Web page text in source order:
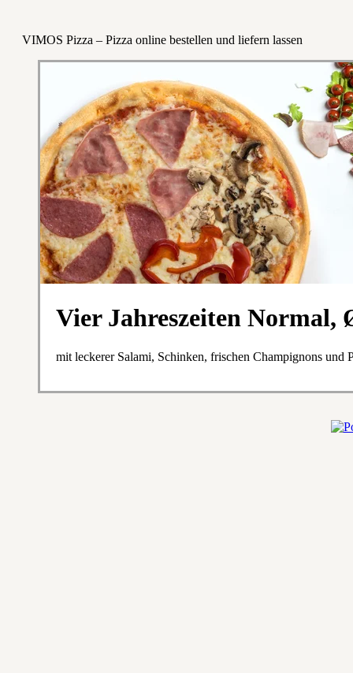
VIMOS Pizza – Pizza online bestellen und liefern lassen
Vier Jahreszeiten Normal,
mit leckerer Salami, Schinken, frischen Champignons und